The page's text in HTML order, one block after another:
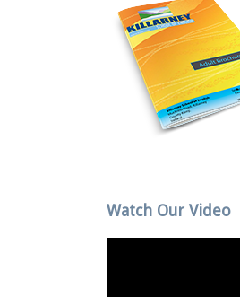
Watch Our Video